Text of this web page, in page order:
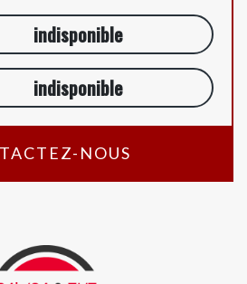
indisponible
indisponible
NOUS